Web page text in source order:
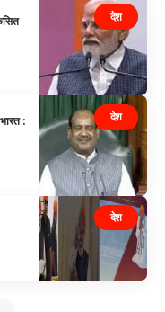
देश
देश
:
देश